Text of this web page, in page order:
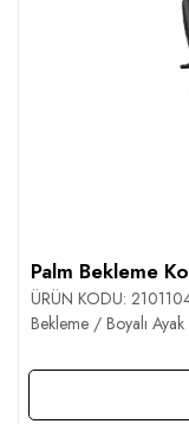
Palm Bekleme
ÜRÜN KODU:
Bekleme / Boyalı